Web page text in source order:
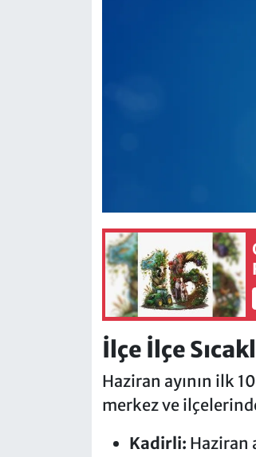
İlçe İlçe
Haziran ayının ilk
merkez ve
Kadirli: Haziran